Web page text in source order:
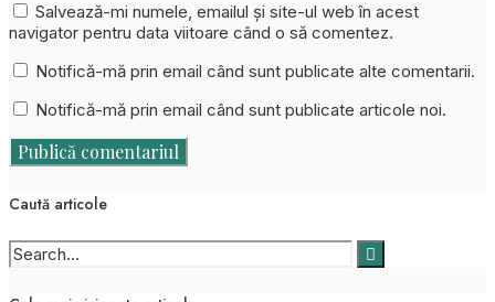
Salvează-mi numele, emailul și site-ul web în acest
navigator pentru data viitoare când o să comentez.
Notifică-mă prin email când sunt publicate alte comentarii.
Notifică-mă prin email când sunt publicate articole noi.
Caută articole